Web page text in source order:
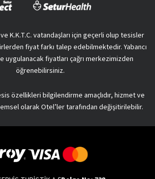
K.K.T.C. vatandaşları için geçerli olup tesisler
fiyat farkı talep edebilmektedir. Yabancı
uygulanacak fiyatları çağrı merkezimizden
öğrenebilirsiniz.
özellikleri bilgilendirme amaçlıdır, hizmet ve
olarak Otel’ler tarafından değişitirilebilir.